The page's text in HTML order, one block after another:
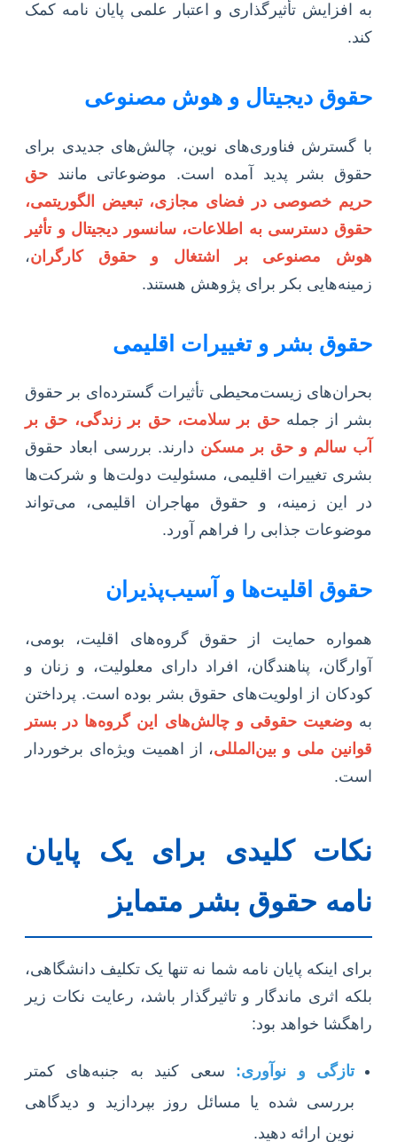
به افزایش تأثیرگذاری و اعتبار علمی پایان نامه کمک
کند.
حقوق دیجیتال و هوش مصنوعی
با گسترش فناوری‌های نوین، چالش‌های جدیدی برای
حقوق بشر پدید آمده است. موضوعاتی مانند حق
حریم خصوصی در فضای مجازی، تبعیض الگوریتمی،
حقوق دسترسی به اطلاعات، سانسور دیجیتال و تأثیر
هوش مصنوعی بر اشتغال و حقوق کارگران،
زمینه‌هایی بکر برای پژوهش هستند.
حقوق بشر و تغییرات اقلیمی
بحران‌های زیست‌محیطی تأثیرات گسترده‌ای بر حقوق
بشر از جملهحق بر سلامت، حق بر زندگی، حق بر
آب سالم و حق بر مسکن دارند. بررسی ابعاد حقوق
بشری تغییرات اقلیمی، مسئولیت دولت‌ها و شرکت‌ها
در این زمینه، و حقوق مهاجران اقلیمی، می‌تواند
موضوعات جذابی را فراهم آورد.
حقوق اقلیت‌ها و آسیب‌پذیران
همواره حمایت از حقوق گروه‌های اقلیت، بومی،
آوارگان، پناهندگان، افراد دارای معلولیت، و زنان و
کودکان از اولویت‌های حقوق بشر بوده است. پرداختن
به وضعیت حقوقی و چالش‌های این گروه‌ها در بستر
قوانین ملی و بین‌المللی، از اهمیت ویژه‌ای برخوردار
است.
نکات کلیدی برای یک پایان
نامه حقوق بشر متمایز
برای اینکه پایان نامه شما نه تنها یک تکلیف دانشگاهی،
بلکه اثری ماندگار و تاثیرگذار باشد، رعایت نکات زیر
راهگشا خواهد بود:
تازگی و نوآوری: سعی کنید به جنبه‌های کمتر
بررسی شده یا مسائل روز بپردازید و دیدگاهی
نوین ارائه دهید.